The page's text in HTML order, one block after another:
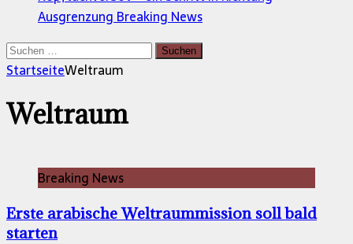
Ausgrenzung Breaking News
Suchen
nach:
StartseiteWeltraum
Weltraum
Breaking News
Erste arabische Weltraummission soll bald
starten